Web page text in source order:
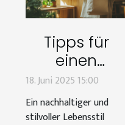
Tipps für
einen
nachhaltigen
und stilvollen
Lebensstil
18. Juni 2025 15:00
Ein nachhaltiger und
stilvoller Lebensstil